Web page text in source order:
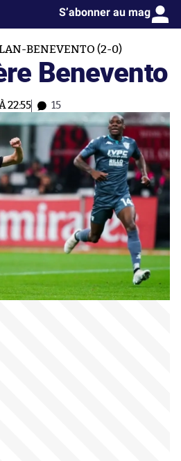
S’abonner au mag
BENEVENTO (2-0)
Benevento
22:55 15